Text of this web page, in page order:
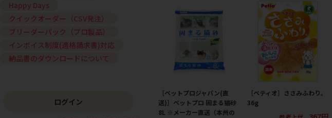
［ペットプロジャパン(直
送)］ペットプロ 固まる猫砂
8L ※メーカー直送（本州の
［ペティオ］ささみふわり。
36g
Happy Days
クイックオーダー（CSV発注）
ブリーダーパック（プロ製品）
インボイス制度(適格請求書)対応
納品書のダウンロードについて
ログイン